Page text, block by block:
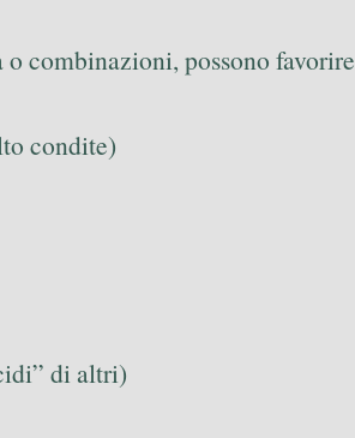
combinazioni, possono favorire
condite)
di altri)